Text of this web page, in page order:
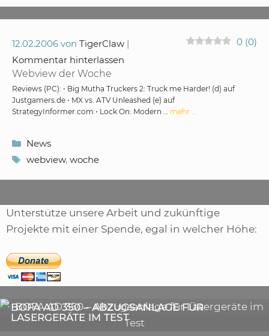
Webview der Woche
12.02.2006 von TigerClaw 0 (0)
Kommentar hinterlassen
Reviews (PC): • Big Mutha Truckers 2: Truck me Harder! (d) auf
Justgamers.de • MX vs. ATV Unleashed (e) auf
StrategyInformer.com • Lock On: Modern … mehr …
Kategorien
News
Schlagwörter
webview, woche
Unterstütze unsere Arbeit und zukünftige
Projekte mit einer Spende, egal in welcher Höhe:
BOFA AD 350 – ABZUGSANLAGE FÜR
LASERGERÄTE IM TEST
DIE BEDEUTENDSTEN SCHRITTE ZUR
ERFOLGREICHEN MARKENBILDUNG IN DER
DIGITALEN ÄRA